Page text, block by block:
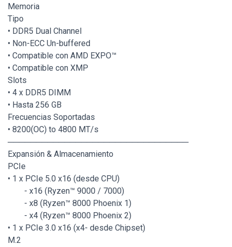
Memoria
Tipo
• DDR5 Dual Channel
• Non-ECC Un-buffered
• Compatible con AMD EXPO™
• Compatible con XMP
Slots
• 4 x DDR5 DIMM
• Hasta 256 GB
Frecuencias Soportadas
• 8200(OC) to 4800 MT/s
────────────────────────────────
Expansión & Almacenamiento
PCIe
• 1 x PCIe 5.0 x16 (desde CPU)
- x16 (Ryzen™ 9000 / 7000)
- x8 (Ryzen™ 8000 Phoenix 1)
- x4 (Ryzen™ 8000 Phoenix 2)
• 1 x PCIe 3.0 x16 (x4- desde Chipset)
M.2